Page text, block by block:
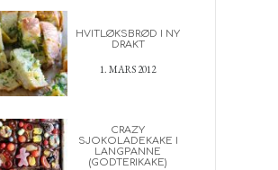
HVITLØKSBRØD I NY
DRAKT
1. MARS 2012
CRAZY
SJOKOLADEKAKE I
LANGPANNE
(GODTERIKAKE)